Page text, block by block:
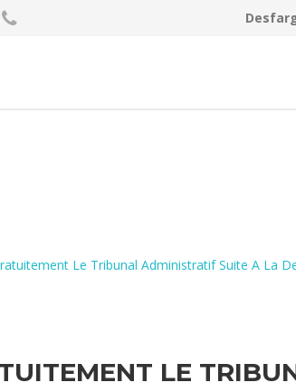
Le Tribunal Administratif Suite A La
LE